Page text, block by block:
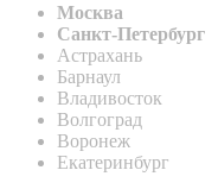
Москва
Санкт-Петербург
Астрахань
Барнаул
Владивосток
Волгоград
Воронеж
Екатеринбург